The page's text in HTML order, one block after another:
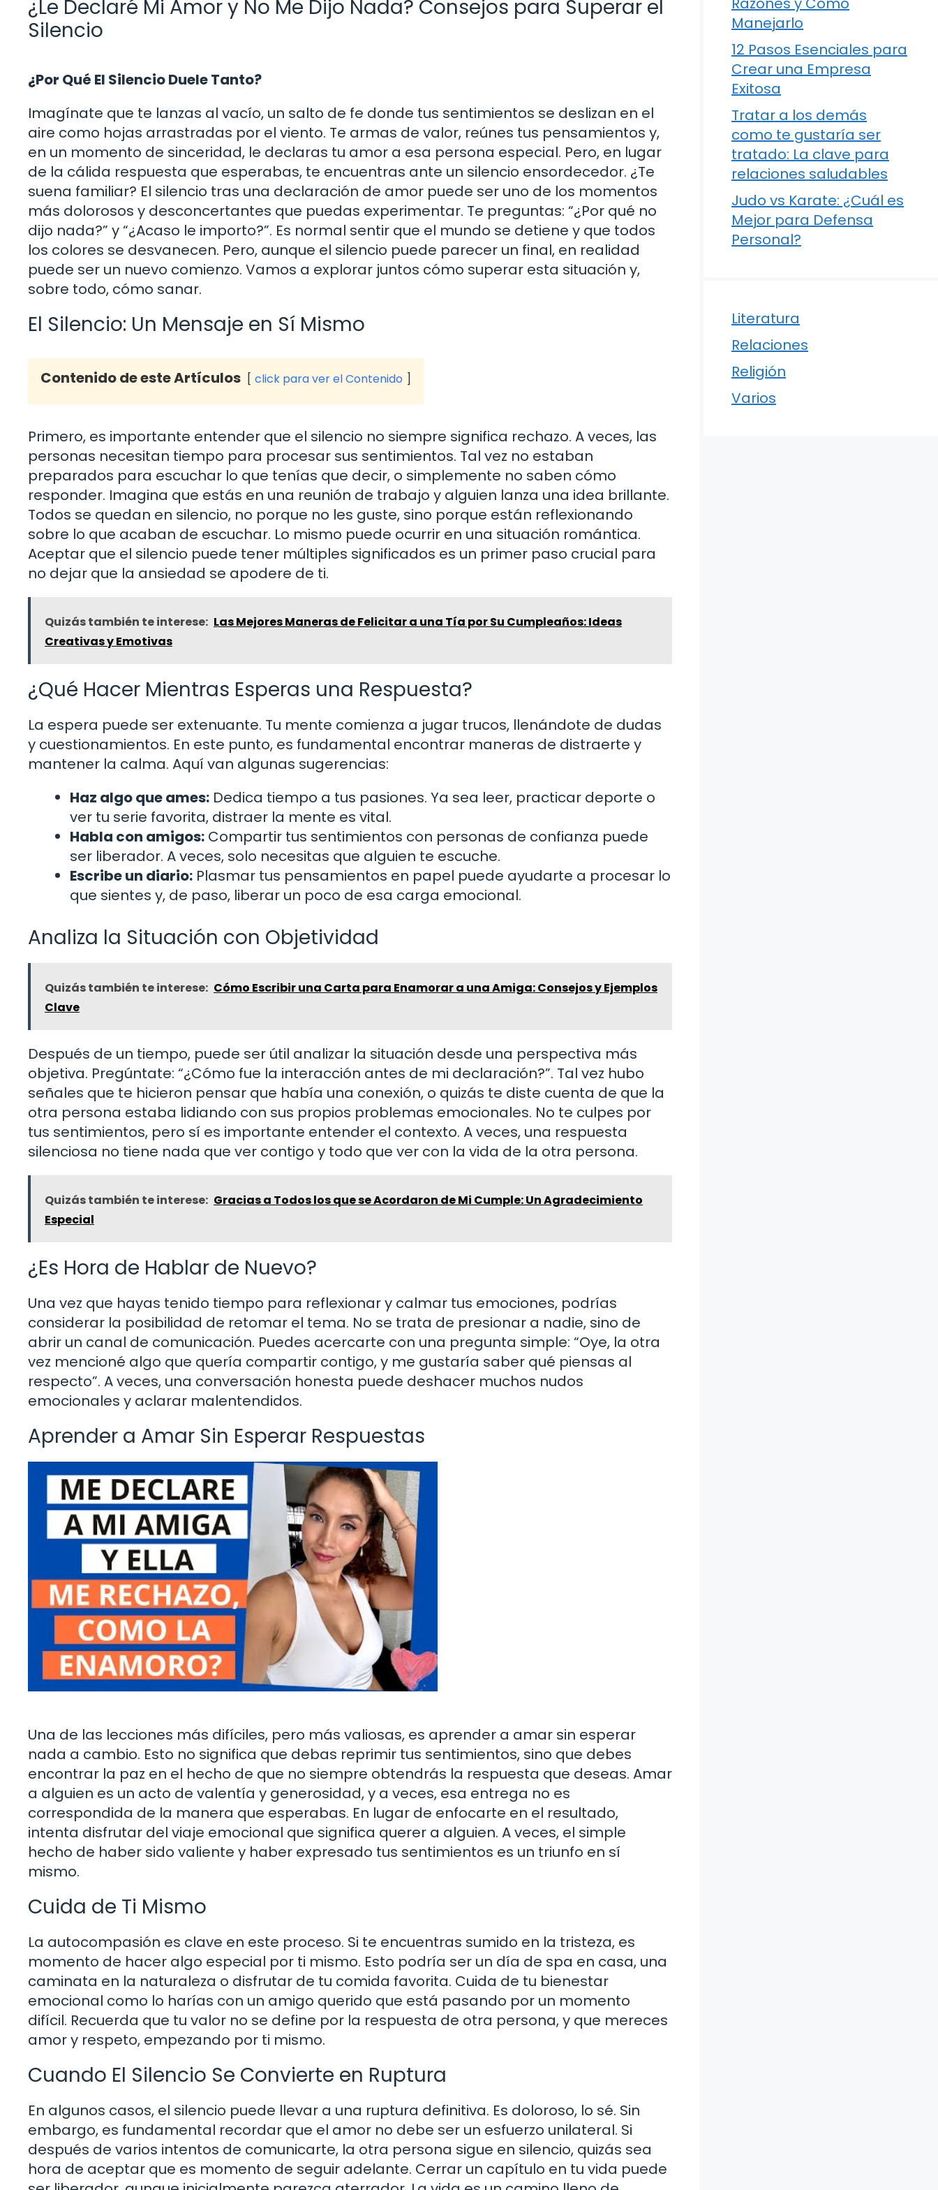
¿Le Declaré Mi Amor y No Me Dijo Nada? Consejos para Superar el
Silencio
¿Por Qué El Silencio Duele Tanto?
Imagínate que te lanzas al vacío, un salto de fe donde tus sentimientos se deslizan en el
aire como hojas arrastradas por el viento. Te armas de valor, reúnes tus pensamientos y,
en un momento de sinceridad, le declaras tu amor a esa persona especial. Pero, en lugar
de la cálida respuesta que esperabas, te encuentras ante un silencio ensordecedor. ¿Te
suena familiar? El silencio tras una declaración de amor puede ser uno de los momentos
más dolorosos y desconcertantes que puedas experimentar. Te preguntas: “¿Por qué no
dijo nada?” y “¿Acaso le importo?”. Es normal sentir que el mundo se detiene y que todos
los colores se desvanecen. Pero, aunque el silencio puede parecer un final, en realidad
puede ser un nuevo comienzo. Vamos a explorar juntos cómo superar esta situación y,
sobre todo, cómo sanar.
El Silencio: Un Mensaje en Sí Mismo
Contenido de este Artículos click para ver el Contenido
Primero, es importante entender que el silencio no siempre significa rechazo. A veces, las
personas necesitan tiempo para procesar sus sentimientos. Tal vez no estaban
preparados para escuchar lo que tenías que decir, o simplemente no saben cómo
responder. Imagina que estás en una reunión de trabajo y alguien lanza una idea brillante.
Todos se quedan en silencio, no porque no les guste, sino porque están reflexionando
sobre lo que acaban de escuchar. Lo mismo puede ocurrir en una situación romántica.
Aceptar que el silencio puede tener múltiples significados es un primer paso crucial para
no dejar que la ansiedad se apodere de ti.
Quizás también te interese: Las Mejores Maneras de Felicitar a una Tía por Su Cumpleaños: Ideas
Creativas y Emotivas
¿Qué Hacer Mientras Esperas una Respuesta?
La espera puede ser extenuante. Tu mente comienza a jugar trucos, llenándote de dudas
y cuestionamientos. En este punto, es fundamental encontrar maneras de distraerte y
mantener la calma. Aquí van algunas sugerencias:
Haz algo que ames: Dedica tiempo a tus pasiones. Ya sea leer, practicar deporte o
ver tu serie favorita, distraer la mente es vital.
Habla con amigos: Compartir tus sentimientos con personas de confianza puede
ser liberador. A veces, solo necesitas que alguien te escuche.
Escribe un diario: Plasmar tus pensamientos en papel puede ayudarte a procesar lo
que sientes y, de paso, liberar un poco de esa carga emocional.
Analiza la Situación con Objetividad
Quizás también te interese: Cómo Escribir una Carta para Enamorar a una Amiga: Consejos y Ejemplos
Clave
Después de un tiempo, puede ser útil analizar la situación desde una perspectiva más
objetiva. Pregúntate: “¿Cómo fue la interacción antes de mi declaración?”. Tal vez hubo
señales que te hicieron pensar que había una conexión, o quizás te diste cuenta de que la
otra persona estaba lidiando con sus propios problemas emocionales. No te culpes por
tus sentimientos, pero sí es importante entender el contexto. A veces, una respuesta
silenciosa no tiene nada que ver contigo y todo que ver con la vida de la otra persona.
Quizás también te interese: Gracias a Todos los que se Acordaron de Mi Cumple: Un Agradecimiento
Especial
¿Es Hora de Hablar de Nuevo?
Una vez que hayas tenido tiempo para reflexionar y calmar tus emociones, podrías
considerar la posibilidad de retomar el tema. No se trata de presionar a nadie, sino de
abrir un canal de comunicación. Puedes acercarte con una pregunta simple: “Oye, la otra
vez mencioné algo que quería compartir contigo, y me gustaría saber qué piensas al
respecto”. A veces, una conversación honesta puede deshacer muchos nudos
emocionales y aclarar malentendidos.
Aprender a Amar Sin Esperar Respuestas
Una de las lecciones más difíciles, pero más valiosas, es aprender a amar sin esperar
nada a cambio. Esto no significa que debas reprimir tus sentimientos, sino que debes
encontrar la paz en el hecho de que no siempre obtendrás la respuesta que deseas. Amar
a alguien es un acto de valentía y generosidad, y a veces, esa entrega no es
correspondida de la manera que esperabas. En lugar de enfocarte en el resultado,
intenta disfrutar del viaje emocional que significa querer a alguien. A veces, el simple
hecho de haber sido valiente y haber expresado tus sentimientos es un triunfo en sí
mismo.
Cuida de Ti Mismo
La autocompasión es clave en este proceso. Si te encuentras sumido en la tristeza, es
momento de hacer algo especial por ti mismo. Esto podría ser un día de spa en casa, una
caminata en la naturaleza o disfrutar de tu comida favorita. Cuida de tu bienestar
emocional como lo harías con un amigo querido que está pasando por un momento
difícil. Recuerda que tu valor no se define por la respuesta de otra persona, y que mereces
amor y respeto, empezando por ti mismo.
Cuando El Silencio Se Convierte en Ruptura
En algunos casos, el silencio puede llevar a una ruptura definitiva. Es doloroso, lo sé. Sin
embargo, es fundamental recordar que el amor no debe ser un esfuerzo unilateral. Si
después de varios intentos de comunicarte, la otra persona sigue en silencio, quizás sea
hora de aceptar que es momento de seguir adelante. Cerrar un capítulo en tu vida puede
Manejarlo
12 Pasos Esenciales para
Crear una Empresa
Exitosa
Tratar a los demás
como te gustaría ser
tratado: La clave para
relaciones saludables
Judo vs Karate: ¿Cuál es
Mejor para Defensa
Personal?
Literatura
Relaciones
Religión
Varios